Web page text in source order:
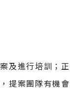
及進行培訓；
提案團隊有機